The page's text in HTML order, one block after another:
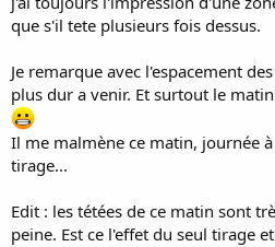
que s'il tete plusieurs fois dessus.
Je remarque avec l'espacement
plus dur a venir. Et surtout le
Il me malmène ce matin, journée
tirage...
Edit : les tétées de ce matin sont
peine. Est ce l'effet du seul tirage